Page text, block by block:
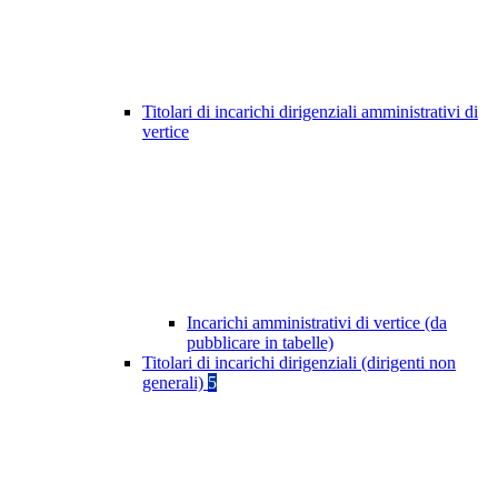
Titolari di incarichi dirigenziali amministrativi di
vertice
Incarichi amministrativi di vertice (da
pubblicare in tabelle)
Titolari di incarichi dirigenziali (dirigenti non
generali) 5